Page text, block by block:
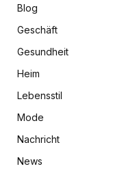
Blog
Geschäft
Gesundheit
Heim
Lebensstil
Mode
Nachricht
News